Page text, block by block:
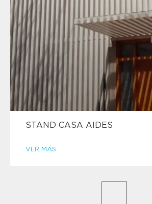
STAND CASA AIDES
VER MÁS